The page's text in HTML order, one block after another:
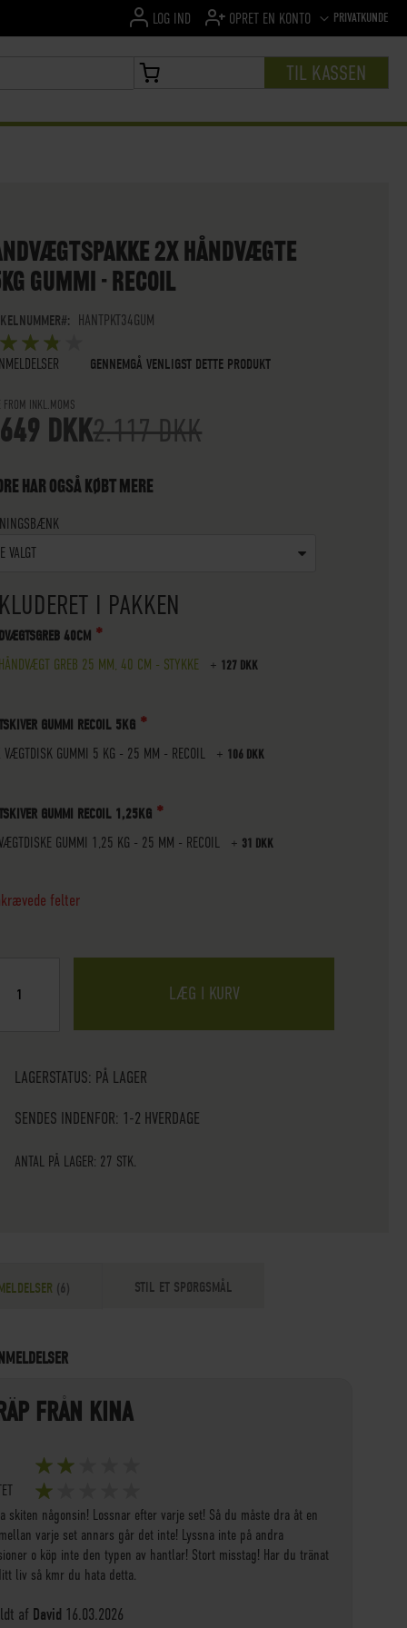
SPROGPRIVATKUNDE
LOG IND OPRET EN KONTO
MIN INDKØBSKURV TIL KASSEN
2X HÅNDVÆGTE
GUMMI - RECOIL
HANTPKT34GUM
5
STARS GENNEMGÅ VENLIGST DETTE PRODUKT
FROM INKL.MOMS
DKK2.117 DKK
HAR OGSÅ KØBT MERE
VALGT
I PAKKEN
40CM
HÅNDVÆGT GREB 25 MM, 40 CM - STYKKE + 127 DKK
GUMMI RECOIL 5KG
VÆGTDISK GUMMI 5 KG - 25 MM - RECOIL
+ 106 DKK
GUMMI RECOIL 1,25KG
GUMMI 1,25 KG - 25 MM - RECOIL
+ 31 DKK
felter
LÆG I KURV
LAGERSTATUS: PÅ LAGER
SENDES INDENFOR: 1-2 HVERDAGE
ANTAL PÅ LAGER: 27 STK.
6
FRÅN KINA
40%
20%
skiten någonsin! Lossnar efter varje set! Så du måste dra åt en
varje set annars går det inte! Lyssna inte på andra
o köp inte den typen av hantlar! Stort misstag! Har du tränat
liv så kmr du hata detta.
af David Tilføjet
16.03.2026
STIL ET SPØRGSMÅL